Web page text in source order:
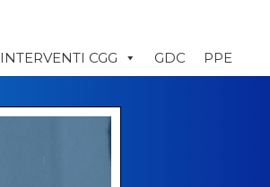
INTERVENTI CGG GDC PPE